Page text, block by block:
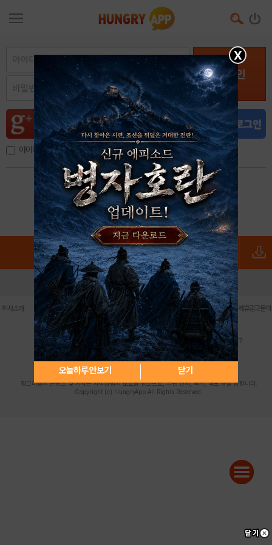
로그인
아이디, 이메일 저장
아이디 / 비밀번호 찾기 회원가입
X
오늘하루 안보기 닫기
로그인 PC버전 전체앱
회사소개 이용약관 | 개인정보 처리방침 | 청소년 보호정책 | 불법촬영물 신고센터 | 제휴광고문의
사업자등록번호:119-86-61101 (주)스마트나우 대표이사:송현두
주소: 서울시 금천구 가산디지털1로 171 연락처:063-284-8635 팩스:02-6265-0377
청소년보호책임자:김동욱desk@hungryapp.co.kr
등록번호:서울아02322 | 등록일자:2016년4월25일
발행인:(주)스마트나우 송현두 | 편집인:김동욱
헝그리앱의 콘텐츠 및 기사는 저작권법의 보호를 받으므로, 무단 전재, 복사, 배포 등을 금합니다.
Copyright (c) HungryApp All Rights Reserved.